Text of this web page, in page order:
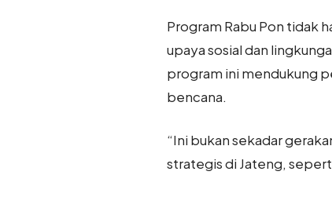
Program Rabu Pon tidak
upaya sosial dan
program ini mendukung
bencana.
“Ini bukan sekadar
strategis di Jateng,